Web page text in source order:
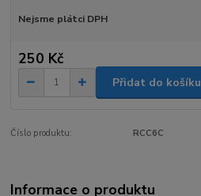
Nejsme plátci DPH
250 Kč
Přidat do košíku
Číslo produktu: RCC6C
Informace o produktu